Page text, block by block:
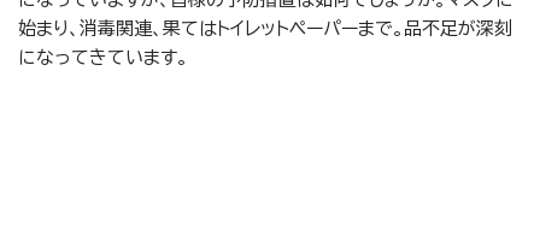
始まり、消毒関連、果てはトイレットペーパーまで。品不足が深刻
になってきています。